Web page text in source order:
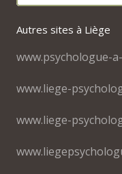
Autres sites à Liège
www.psychologue-
www.liege-
www.liege-